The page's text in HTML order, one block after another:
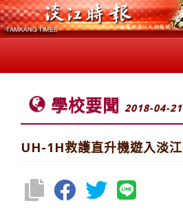
學校要聞 2018-04-21
UH-1H救護直升機遊入淡江